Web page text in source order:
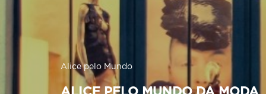
Alice pelo Mundo